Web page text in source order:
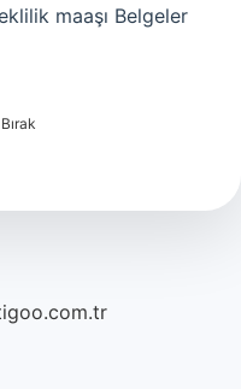
maaşı Belgeler